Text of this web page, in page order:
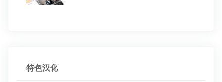
特色汉化